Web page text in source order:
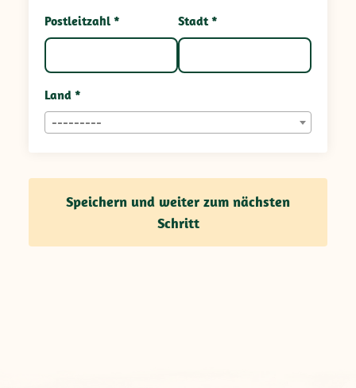
Postleitzahl * Stadt *
Land *
---------
Speichern und weiter zum nächsten
Schritt